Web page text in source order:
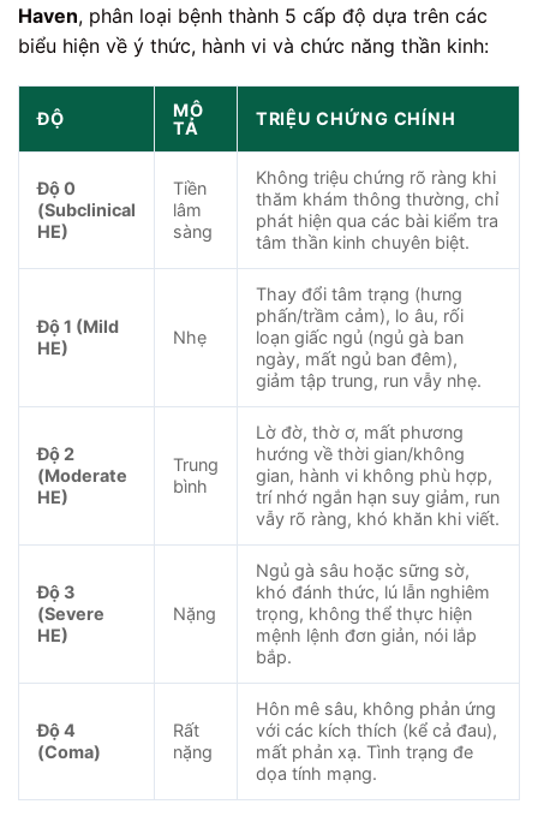
Haven, phân loại bệnh thành 5 cấp độ dựa trên các
biểu hiện về ý thức, hành vi và chức năng thần kinh:
ĐỘ
MÔ
TẢ
TRIỆU CHỨNG CHÍNH
Độ 0
(Subclinical
HE)
Tiền
lâm
sàng
Không triệu chứng rõ ràng khi
thăm khám thông thường, chỉ
phát hiện qua các bài kiểm tra
tâm thần kinh chuyên biệt.
Độ 1 (Mild
HE)
Nhẹ
Thay đổi tâm trạng (hưng
phấn/trầm cảm), lo âu, rối
loạn giấc ngủ (ngủ gà ban
ngày, mất ngủ ban đêm),
giảm tập trung, run vẫy nhẹ.
Độ 2
(Moderate
HE)
Trung
bình
Lờ đờ, thờ ơ, mất phương
hướng về thời gian/không
gian, hành vi không phù hợp,
trí nhớ ngắn hạn suy giảm, run
vẫy rõ ràng, khó khăn khi viết.
Độ 3
(Severe
HE)
Nặng
Ngủ gà sâu hoặc sững sờ,
khó đánh thức, lú lẫn nghiêm
trọng, không thể thực hiện
mệnh lệnh đơn giản, nói lắp
bắp.
Độ 4
(Coma)
Rất
nặng
Hôn mê sâu, không phản ứng
với các kích thích (kể cả đau),
mất phản xạ. Tình trạng đe
dọa tính mạng.